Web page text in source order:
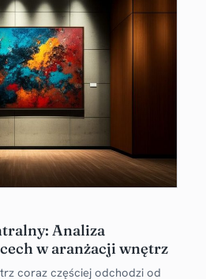
Analiza
w aranżacji wnętrz
coraz częściej odchodzi od